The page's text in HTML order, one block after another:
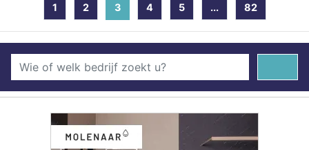
1 2 3(current)
4 5 ... 82